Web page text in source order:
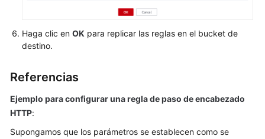
Haga clic en OK para replicar las reglas en el bucket de
destino.
Referencias
Ejemplo para configurar una regla de paso de encabezado
HTTP:
Supongamos que los parámetros se establecen como se